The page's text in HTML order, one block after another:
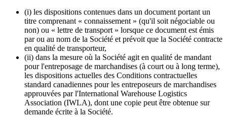
(i) les dispositions contenues dans un document portant un
titre comprenant « connaissement » (qu'il soit négociable ou
non) ou « lettre de transport » lorsque ce document est émis
par ou au nom de la Société et prévoit que la Société contracte
en qualité de transporteur,
(ii) dans la mesure où la Société agit en qualité de mandant
pour l'entreposage de marchandises (à court ou à long terme),
les dispositions actuelles des Conditions contractuelles
standard canadiennes pour les entreposeurs de marchandises
approuvées par l'International Warehouse Logistics
Association (IWLA), dont une copie peut être obtenue sur
demande écrite à la Société.